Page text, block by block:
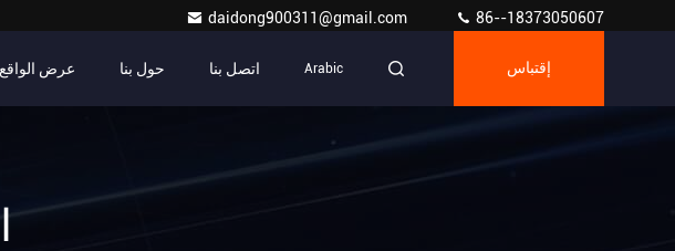
daidong900311@gmail.com 86--18373050607
عرض حول بنا اتصل بنا Arabic إقتباس